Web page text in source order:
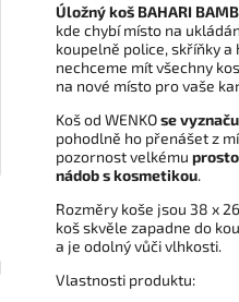
Úložný koš BAHARI
kde chybí místo na
koupelně police, skříňky a
nechceme mít všechny
na nové místo pro vaše
Koš od WENKOse
pohodlně ho přenášet z
pozornostvelkému
nádob s kosmetikou.
Rozměry koše jsou 38 x
koš skvěle zapadne do
a je odolný vůči vlhkosti.
Vlastnosti produktu: